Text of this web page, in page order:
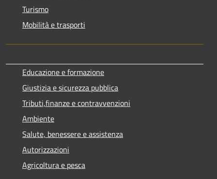
Turismo
Mobilità e trasporti
Educazione e formazione
Giustizia e sicurezza pubblica
Tributi,finanze e contravvenzioni
Ambiente
Salute, benessere e assistenza
Autorizzazioni
Agricoltura e pesca